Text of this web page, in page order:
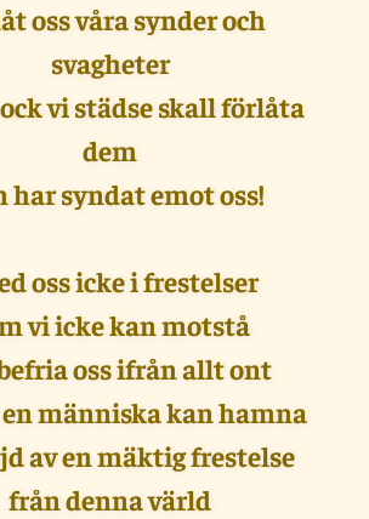
oss våra synder och
svagheter
vi städse skall förlåta
dem
har syndat emot oss!
oss icke i frestelser
vi icke kan motstå
oss ifrån allt ont
människa kan hamna
av en mäktig frestelse
från denna värld